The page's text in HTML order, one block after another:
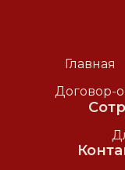
Главная
Договор-